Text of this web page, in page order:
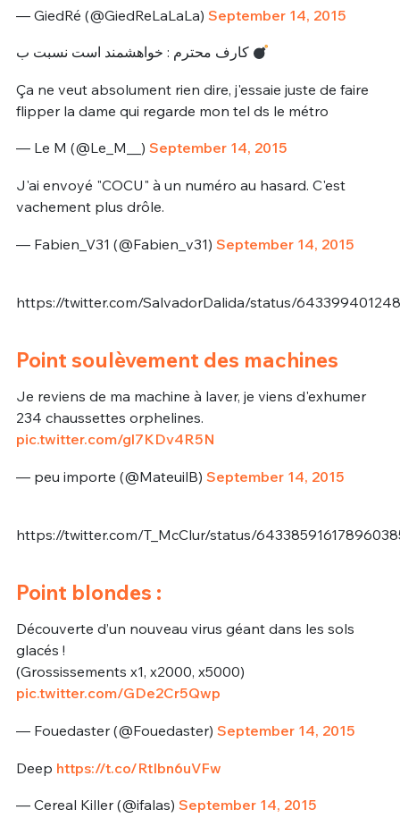
— GiedRé (@GiedReLaLaLa) September 14, 2015
کارف محترم : خواهشمند است نسبت ب
Ça ne veut absolument rien dire, j'essaie juste de faire
flipper la dame qui regarde mon tel ds le métro
— Le M (@Le_M__) September 14, 2015
J'ai envoyé "COCU" à un numéro au hasard. C'est
vachement plus drôle.
— Fabien_V31 (@Fabien_v31) September 14, 2015
https://twitter.com/SalvadorDalida/status/
Point soulèvement des machines
Je reviens de ma machine à laver, je viens d'exhumer
234 chaussettes orphelines.
pic.twitter.com/gl7KDv4R5N
— peu importe (@MateuilB) September 14, 2015
https://twitter.com/T_McClur/status/
Point blondes :
Découverte d’un nouveau virus géant dans les sols
glacés !
(Grossissements x1, x2000, x5000)
pic.twitter.com/GDe2Cr5Qwp
— Fouedaster (@Fouedaster) September 14, 2015
Deep https://t.co/RtIbn6uVFw
— Cereal Killer (@ifalas) September 14, 2015